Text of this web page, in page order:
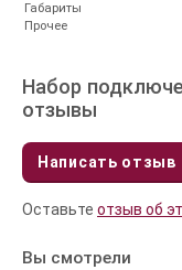
Габариты
Прочее
Набор
отзывы
Написать отзыв
Оставьте отзыв об
Вы смотрели